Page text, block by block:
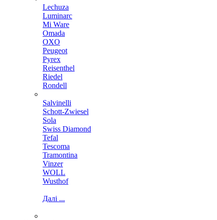
Lechuza
Luminarc
Mi Ware
Omada
OXO
Peugeot
Pyrex
Reisenthel
Riedel
Rondell
Salvinelli
Schott-Zwiesel
Sola
Swiss Diamond
Tefal
Tescoma
Tramontina
Vinzer
WOLL
Wusthof
Далі ...